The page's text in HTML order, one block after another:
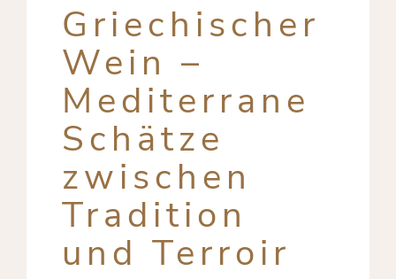
Griechischer
Wein –
Mediterrane
Schätze
zwischen
Tradition
und Terroir